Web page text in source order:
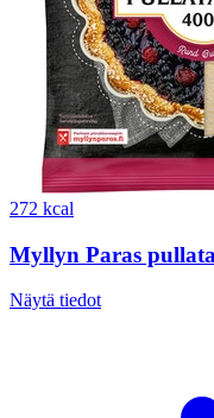
272 kcal
Myllyn Paras
Näytä tiedot